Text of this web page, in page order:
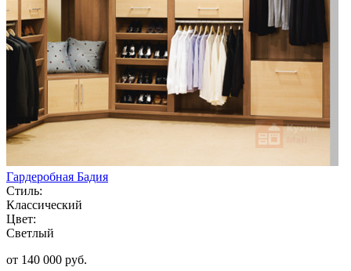
Гардеробная Бадия
Стиль:
Классический
Цвет:
Светлый
от 140 000 руб.